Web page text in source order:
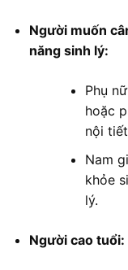
Người muốn
năng sinh lý:
Phụ
hoặc
nội
Nam
khỏe
lý.
Người cao tuổi: